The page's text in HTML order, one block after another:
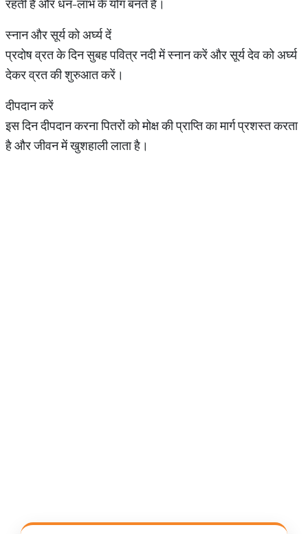
रहती है और धन-लाभ के योग बनते हैं।
स्नान और सूर्य को अर्घ्य दें
प्रदोष व्रत के दिन सुबह पवित्र नदी में स्नान करें और सूर्य देव को अर्घ्य
देकर व्रत की शुरुआत करें।
दीपदान करें
इस दिन दीपदान करना पितरों को मोक्ष की प्राप्ति का मार्ग प्रशस्त करता
है और जीवन में खुशहाली लाता है।